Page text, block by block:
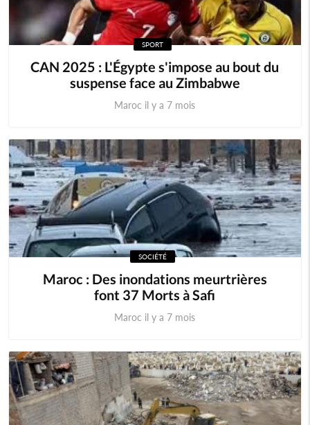
SPORT
CAN 2025 : L'Égypte s'impose au bout du
suspense face au Zimbabwe
Maroc il y a 7 mois
SOCIÉTÉ
Maroc : Des inondations meurtrières
font 37 Morts à Safi
Maroc il y a 7 mois